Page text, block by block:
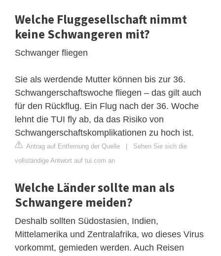
Welche Fluggesellschaft nimmt
keine Schwangeren mit?
Schwanger fliegen
Sie als werdende Mutter können bis zur 36.
Schwangerschaftswoche fliegen – das gilt auch
für den Rückflug. Ein Flug nach der 36. Woche
lehnt die TUI fly ab, da das Risiko von
Schwangerschaftskomplikationen zu hoch ist.
Antrag auf Entfernung der Quelle | Sehen Sie sich die
vollständige Antwort auf tui.com an
Welche Länder sollte man als
Schwangere meiden?
Deshalb sollten Südostasien, Indien,
Mittelamerika und Zentralafrika, wo dieses Virus
vorkommt, gemieden werden. Auch Reisen